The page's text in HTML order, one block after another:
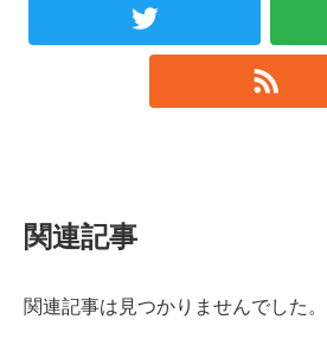
関連記事
関連記事は見つかりませんでした。